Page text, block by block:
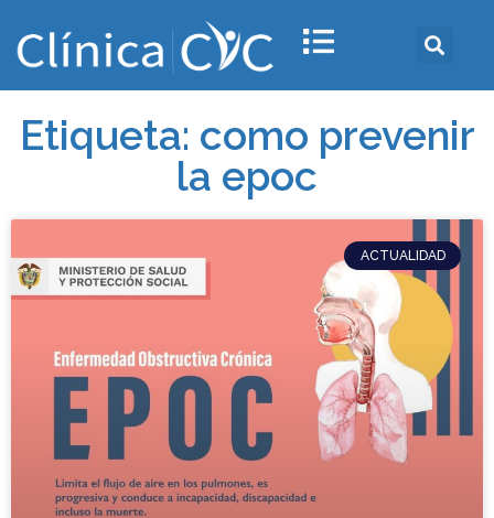
Etiqueta: como prevenir
la epoc
ACTUALIDAD